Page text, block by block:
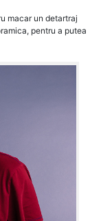
macar un detartraj
pentru a putea